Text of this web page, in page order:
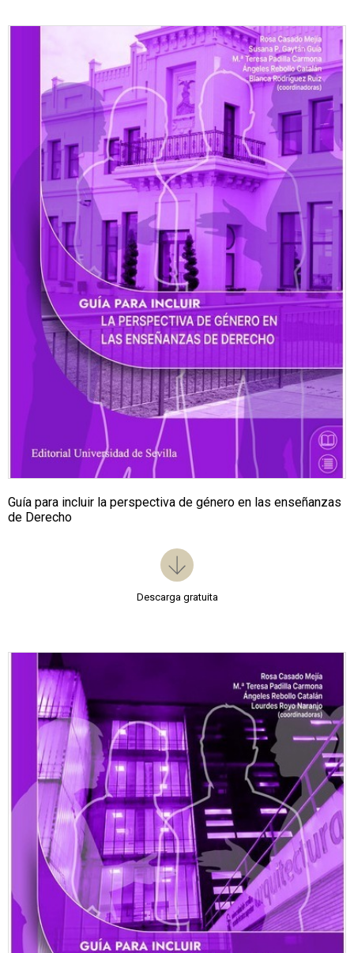
Guía para incluir la perspectiva de género en las enseñanzas
de Derecho
Descarga gratuita